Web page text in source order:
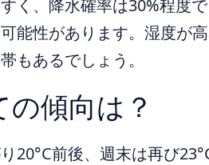
く、降水確率は30%程度
能性があります。湿度が
もあるでしょう。
傾向は？
20°C前後、週末は再び